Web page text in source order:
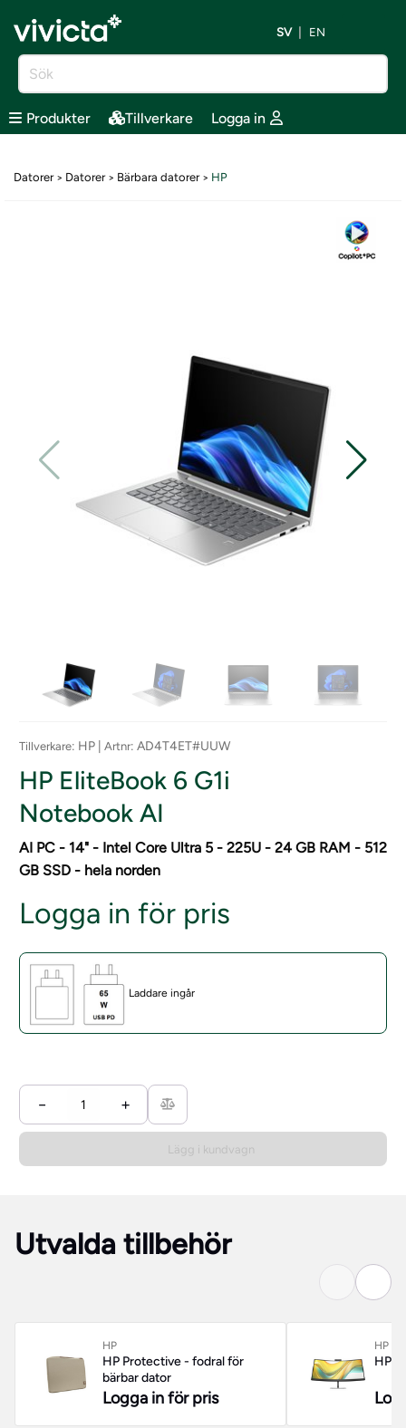
SV EN
Produkter Tillverkare Logga in
Datorer> Datorer> Bärbara datorer> HP
Tillverkare: HP | Artnr: AD4T4ET#UUW
HP EliteBook 6 G1i
Notebook AI
AI PC - 14" - Intel Core Ultra 5 - 225U - 24 GB RAM - 512
GB SSD - hela norden
Logga in för pris
Laddare ingår
− +
Lägg i kundvagn
Utvalda tillbehör
HP
HP Protective - fodral för
bärbar dator
Logga in för pris
HP
HP